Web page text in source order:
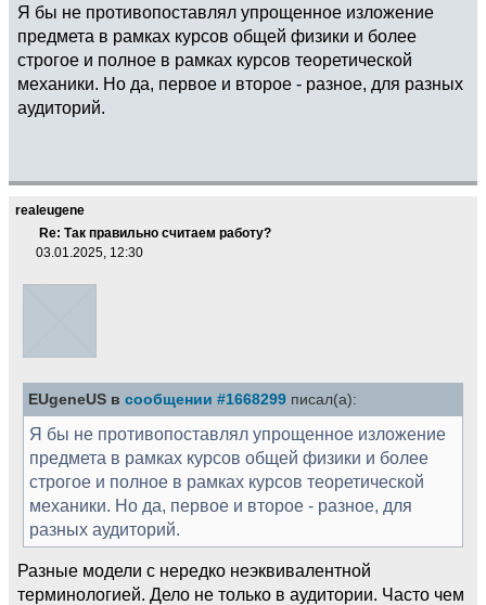
Я бы не противопоставлял упрощенное изложение
предмета в рамках курсов общей физики и более
строгое и полное в рамках курсов теоретической
механики. Но да, первое и второе - разное, для разных
аудиторий.
realeugene
Re: Так правильно считаем работу?
03.01.2025, 12:30
EUgeneUS в сообщении #1668299 писал(а):
Я бы не противопоставлял упрощенное изложение
предмета в рамках курсов общей физики и более
строгое и полное в рамках курсов теоретической
механики. Но да, первое и второе - разное, для
разных аудиторий.
Разные модели с нередко неэквивалентной
терминологией. Дело не только в аудитории. Часто чем